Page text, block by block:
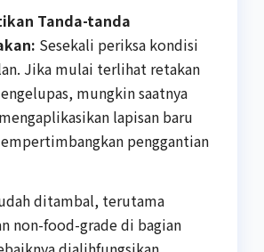
Tanda-tanda
Sesekali periksa kondisi
Jika mulai terlihat retakan
mungkin saatnya
lapisan baru
penggantian
ditambal, terutama
non-food-grade di bagian